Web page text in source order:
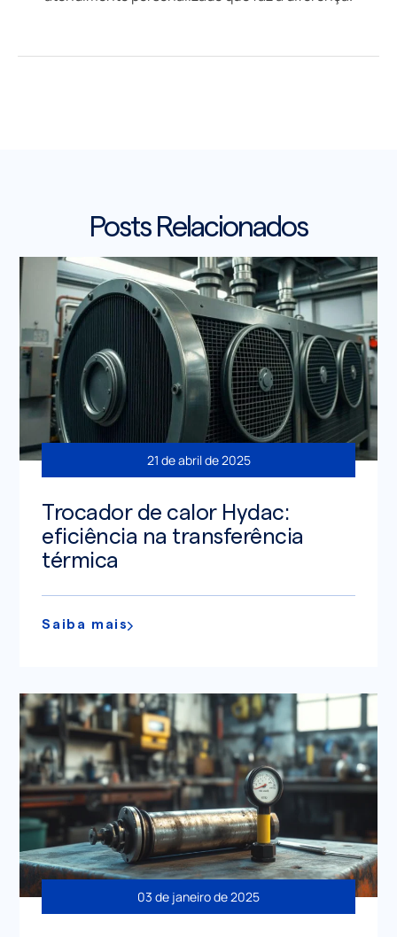
Posts Relacionados
21 de abril de 2025
Trocador de calor Hydac:
eficiência na transferência
térmica
Saiba mais
03 de janeiro de 2025